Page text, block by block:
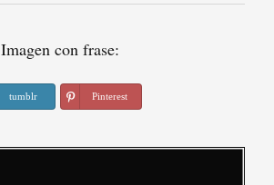
Imagen con frase:
tumblr Pinterest